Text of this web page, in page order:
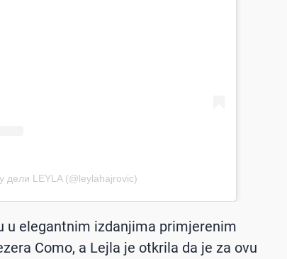
дели LEYLA (@leylahajrovic)
u elegantnim izdanjima primjerenim
Como, a Lejla je otkrila da je za ovu